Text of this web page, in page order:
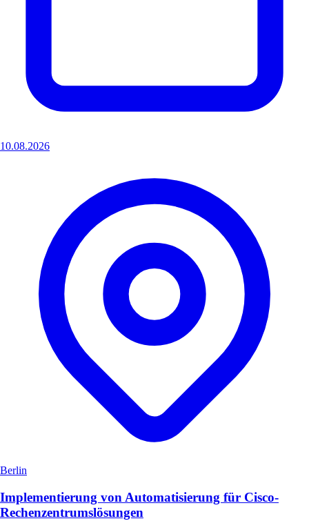
10.08.2026
Berlin
Implementierung von Automatisierung für Cisco-
Rechenzentrumslösungen